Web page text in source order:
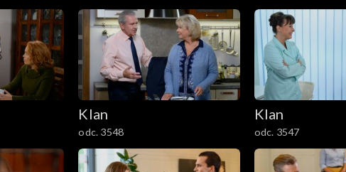
Klan
odc. 3548
Klan
odc. 3547